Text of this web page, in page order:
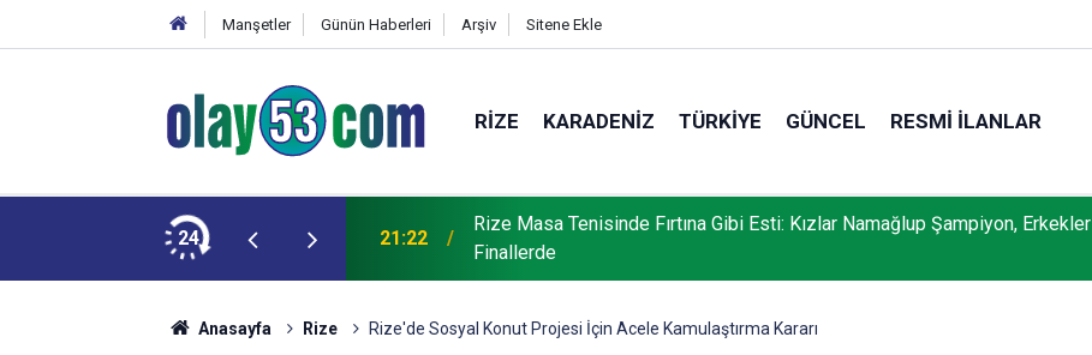
Manşetler Günün Haberleri Arşiv Sitene Ekle
RIZE KARADENIZ TÜRKIYE GÜNCEL RESMI İLANLAR
24
Protokol İmzalandı 21:22
Rize Masa Tenisinde Fırtına Gibi Esti: Kızlar Namağlup Şampiyon, Erkekler
Finallerde
Anasayfa Rize Rize'de Sosyal Konut Projesi İçin Acele Kamulaştırma Kararı